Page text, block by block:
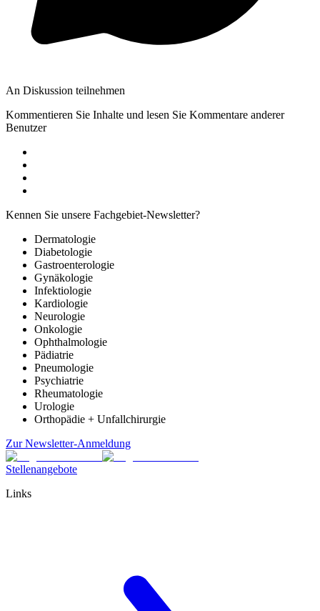
An Diskussion teilnehmen
Kommentieren Sie Inhalte und lesen Sie Kommentare anderer
Benutzer
Kennen Sie unsere Fachgebiet-Newsletter?
Dermatologie
Diabetologie
Gastroenterologie
Gynäkologie
Infektiologie
Kardiologie
Neurologie
Onkologie
Ophthalmologie
Pädiatrie
Pneumologie
Psychiatrie
Rheumatologie
Urologie
Orthopädie + Unfallchirurgie
Zur Newsletter-Anmeldung
Stellenangebote
Links